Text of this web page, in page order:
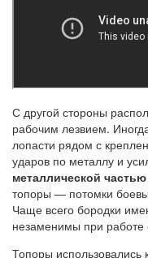
С другой стороны
рабочим лезвием.
лопасти рядом с
ударов по металлу и
металлической
топоры — потомки
Чаще всего бородки
незаменимы при работе
Топоры использовались